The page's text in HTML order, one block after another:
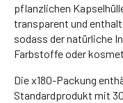
pflanzlichen
transparent und
sodass der natürliche
Farbstoffe oder
Die x180-Packung
Standardprodukt mit